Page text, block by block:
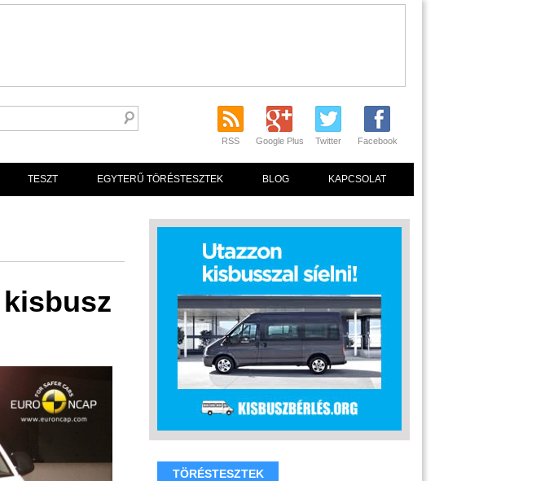
RSS Google Plus Twitter Facebook
TESZT EGYTERŰ TÖRÉSTESZTEK BLOG KAPCSOLAT
TÖRÉSTESZTEK